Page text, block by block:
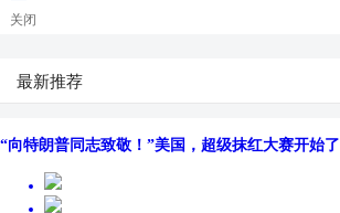
关闭
最新推荐
“向特朗普同志致敬！”美国，超级抹红大赛开始了